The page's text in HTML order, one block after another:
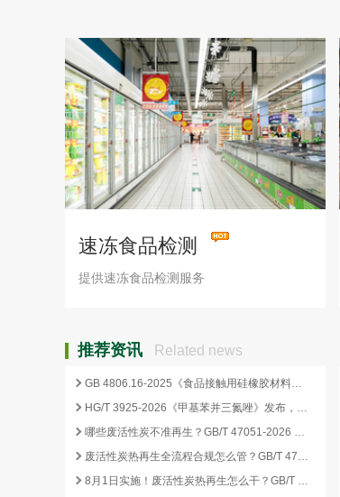
速冻食品检测
提供速冻食品检测服务
推荐资讯 Related news
GB 4806.16-2025《食品接触用硅橡胶材料及制品》标准解析
HG/T 3925-2026《甲基苯并三氮唑》发布，2026 年 12 月 1 日起实施
哪些废活性炭不准再生？GB/T 47051-2026 划定的禁止再生红线
废活性炭热再生全流程合规怎么管？GB/T 47051-2026 从分类到出厂检测
8月1日实施！废活性炭热再生怎么干？GB/T 47051-2026 八步程序这样落地